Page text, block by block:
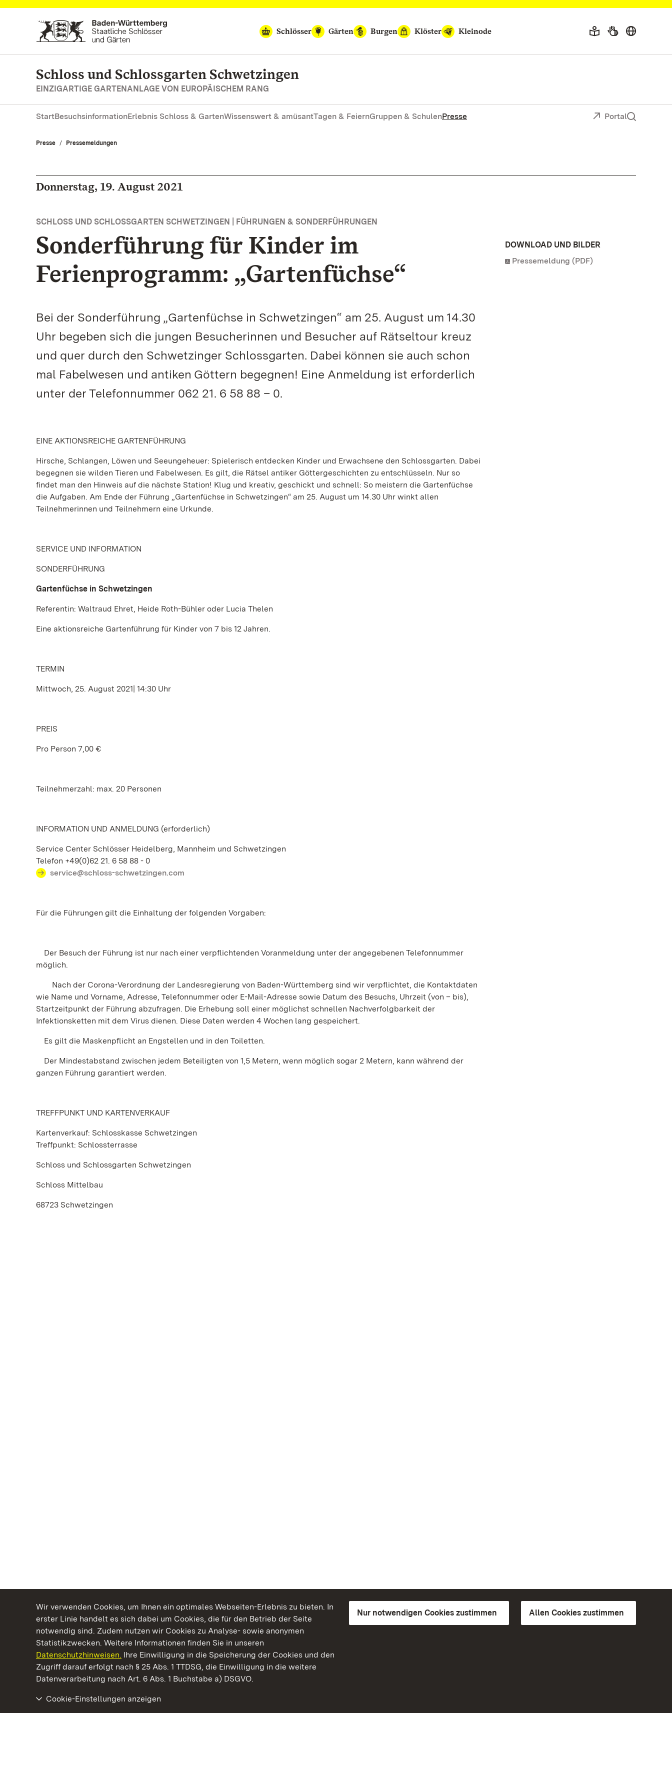
Wir verwenden Cookies, um Ihnen ein optimales Webseiten-Erlebnis zu bieten. In
erster Linie handelt es sich dabei um Cookies, die für den Betrieb der Seite
notwendig sind. Zudem nutzen wir Cookies zu Analyse- sowie anonymen
Statistikzwecken. Weitere Informationen finden Sie in unseren
Datenschutzhinweisen. Ihre Einwilligung in die Speicherung der Cookies und den
Zugriff darauf erfolgt nach § 25 Abs. 1 TTDSG, die Einwilligung in die weitere
Datenverarbeitung nach Art. 6 Abs. 1 Buchstabe a) DSGVO.
Nur notwendigen Cookies zustimmen Allen Cookies zustimmen
Cookie-Einstellungen anzeigen
Zum Hauptinhalt springen
Schlösser
Gärten Burgen Klöster Kleinode
Schloss und Schlossgarten Schwetzingen
EINZIGARTIGE GARTENANLAGE VON EUROPÄISCHEM RANG
StartBesuchsinformationErlebnis Schloss & GartenWissenswert & amüsantTagen & FeiernGruppen & SchulenPresse Portal
Presse Pressemeldungen
Donnerstag, 19. August 2021
SCHLOSS UND SCHLOSSGARTEN SCHWETZINGEN | FÜHRUNGEN & SONDERFÜHRUNGEN
Sonderführung für Kinder im
Ferienprogramm: „Gartenfüchse“
Bei der Sonderführung „Gartenfüchse in Schwetzingen“ am 25. August um 14.30
Uhr begeben sich die jungen Besucherinnen und Besucher auf Rätseltour kreuz
und quer durch den Schwetzinger Schlossgarten. Dabei können sie auch schon
mal Fabelwesen und antiken Göttern begegnen! Eine Anmeldung ist erforderlich
unter der Telefonnummer 062 21. 6 58 88 – 0.
EINE AKTIONSREICHE GARTENFÜHRUNG
Hirsche, Schlangen, Löwen und Seeungeheuer: Spielerisch entdecken Kinder und Erwachsene den Schlossgarten. Dabei
begegnen sie wilden Tieren und Fabelwesen. Es gilt, die Rätsel antiker Göttergeschichten zu entschlüsseln. Nur so
findet man den Hinweis auf die nächste Station! Klug und kreativ, geschickt und schnell: So meistern die Gartenfüchse
die Aufgaben. Am Ende der Führung „Gartenfüchse in Schwetzingen“ am 25. August um 14.30 Uhr winkt allen
Teilnehmerinnen und Teilnehmern eine Urkunde.
SERVICE UND INFORMATION
SONDERFÜHRUNG
Gartenfüchse in Schwetzingen
Referentin: Waltraud Ehret, Heide Roth-Bühler oder Lucia Thelen
Eine aktionsreiche Gartenführung für Kinder von 7 bis 12 Jahren.
TERMIN
Mittwoch, 25. August 2021| 14:30 Uhr
PREIS
Pro Person 7,00 €
Teilnehmerzahl: max. 20 Personen
INFORMATION UND ANMELDUNG (erforderlich)
Service Center Schlösser Heidelberg, Mannheim und Schwetzingen
Telefon +49(0)62 21. 6 58 88 - 0
service@schloss-schwetzingen.com
Für die Führungen gilt die Einhaltung der folgenden Vorgaben:
Der Besuch der Führung ist nur nach einer verpflichtenden Voranmeldung unter der angegebenen Telefonnummer
möglich.
Nach der Corona-Verordnung der Landesregierung von Baden-Württemberg sind wir verpflichtet, die Kontaktdaten
wie Name und Vorname, Adresse, Telefonnummer oder E-Mail-Adresse sowie Datum des Besuchs, Uhrzeit (von – bis),
Startzeitpunkt der Führung abzufragen. Die Erhebung soll einer möglichst schnellen Nachverfolgbarkeit der
Infektionsketten mit dem Virus dienen. Diese Daten werden 4 Wochen lang gespeichert.
Es gilt die Maskenpflicht an Engstellen und in den Toiletten.
Der Mindestabstand zwischen jedem Beteiligten von 1,5 Metern, wenn möglich sogar 2 Metern, kann während der
ganzen Führung garantiert werden.
TREFFPUNKT UND KARTENVERKAUF
Kartenverkauf: Schlosskasse Schwetzingen
Treffpunkt: Schlossterrasse
Schloss und Schlossgarten Schwetzingen
Schloss Mittelbau
68723 Schwetzingen
DOWNLOAD UND BILDER
Pressemeldung (PDF)
Kommen. Staunen. Genießen.